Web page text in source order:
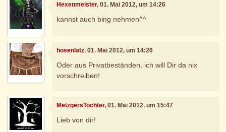
Hexenmeister, 01. Mai 2012, um 14:26
kannst auch bing nehmen^^
hosenlatz, 01. Mai 2012, um 14:26
Oder aus Privatbeständen, ich will Dir da nix
vorschreiben!
MetzgersTochter, 01. Mai 2012, um 15:47
Lieb von dir!